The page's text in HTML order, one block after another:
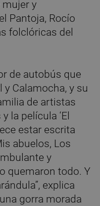
y
Pantoja, Rocío
folclóricas del
de autobús que
y Calamocha, y su
de artistas
la película ‘El
estar escrita
abuelos, Los
y
quemaron todo. Y
explica
gorra morada